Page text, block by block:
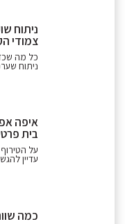
ניתוח
צמודי
כל מה
ניתוח
איפה
בית
על
עדיין
כמה